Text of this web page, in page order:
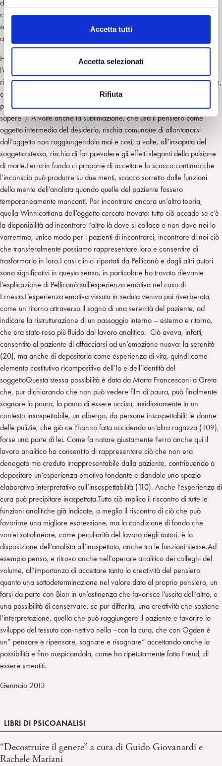
c
o
s
e
n
s
o
Accetta tutti
Accetta selezionati
Rifiuta
dei film che ci sono” (100). Direi che in questa considerazione storico-
clinica molto rilevante Ferro metaforizzi Ogden, parlando di film nel
senso di sogno, come rappresentazione fantastica della realtà, ma
anche come tratto specifico della propria espressione narrativa.
Ho apprezzato questo spunto riflessivo che mi sembra coinvolga
l’analista in una contaminazione positiva e così lo sostenga rispetto al
rischio di cadere in quelle forme che Freud stesso dichiarava pericolose,
come prima accennavo: strutturalismo, sistematizzazione ed approccio
prescrittivo-educazionale, (l’ultimo dei quali può implicare un “supposto-
sapere”). A volte anche la sublimazione, che usa il pensiero come
oggetto intermedio del desiderio, rischia comunque di allontanarsi
dall’oggetto non raggiungendolo mai e così, a volte, all’insaputa del
soggetto stesso, rischia di far prevalere gli effetti sleganti della pulsione
di morte.Ferro in fondo ci propone di accettare lo scacco continuo che
l’inconscio può produrre su due menti, scacco sorretto dalle funzioni
della mente dell’analista quando quelle del paziente fossero
temporaneamente mancanti. Per incontrare ancora un’altra teoria,
quella Winnicottiana dell’oggetto cercato-trovato: tutto ciò accade se c’è
la disponibilità ad incontrare l’altro là dove si colloca e non dove noi lo
vorremmo, unico modo per i pazienti di incontrarci, incontrare di noi ciò
che transferalmente possiamo rappresentare loro e consentire di
trasformarlo in loro.I casi clinici riportati da Pellicanò e dagli altri autori
sono significativi in questo senso, in particolare ho trovato rilevante
l’esplicazione di Pellicanò sull’esperienza emotiva nel caso di
Ernesto.L’esperienza emotiva vissuta in seduta veniva poi riverberata,
come un ritorno attraverso il sogno di una serenità del paziente, ad
indicare la ristrutturazione di un passaggio interno – esterno e ritorno,
che era stato reso più fluido dal lavoro analitico. Ciò aveva, infatti,
consentito al paziente di affacciarsi ad un’emozione nuova: la serenità
(20), ma anche di depositarla come esperienza di vita, quindi come
elemento costitutivo ricompositivo dell’Io e dell’identità del
soggettoQuesta stessa possibilità è data da Marta Francesconi a Greta
che, pur dichiarando che non può vedere film di paura, può finalmente
sognare la paura, la paura di essere uccisa, insidiosamente in un
contesto insospettabile, un albergo, da persone insospettabili: le donne
delle pulizie, che già ce l’hanno fatta uccidendo un’altra ragazza (109),
forse una parte di lei. Come fa notare giustamente Ferro anche qui il
lavoro analitico ha consentito di rappresentare ciò che non era
denegato ma creduto irrappresentabile dalla paziente, contribuendo a
depositare un’esperienza emotiva fondante e dandole uno spazio
elaborativo interpretativo sull’insospettabilità (110). Anche l’esperienza di
cura può precipitare inaspettata.Tutto ciò implica il riscontro di tutte le
funzioni analitiche già indicate, o meglio il riscontro di ciò che può
favorirne una migliore espressione, ma la condizione di fondo che
vorrei sottolineare, come peculiarità del lavoro degli autori, è la
disposizione dell’analista all’inaspettato, anche tra le funzioni stesse.Ad
esempio penso, e ritrovo anche nell’operare analitico dei colleghi del
volume, all’importanza di accettare tanto la creatività del pensiero
quanto una sottodeterminazione nel valore dato al proprio pensiero, un
farsi da parte con Bion in un’astinenza che favorisce l’uscita dell’altro, e
una possibilità di conservare, se pur differita, una creatività che sostiene
l’interpretazione, quella che può raggiungere il paziente e favorire lo
sviluppo del tessuto con-nettivo nella –con la cura, che con Ogden è
un” pensare e ripensare, sognare e risognare” accettando anche la
possibilità e fino auspicandola, come ha ripetutamente fatto Freud, di
essere smentiti.
Gennaio 2013
LIBRI DI PSICOANALISI
“Decostruire il genere” a cura di Guido Giovanardi e
Rachele Mariani